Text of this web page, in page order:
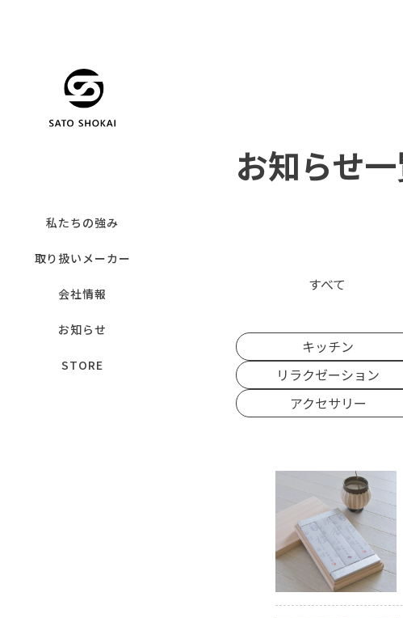
私たちの強み
取り扱いメーカー
会社情報
お知らせ
STORE
お知らせ
すべて
キッチン
リラクゼーション
アクセサリー